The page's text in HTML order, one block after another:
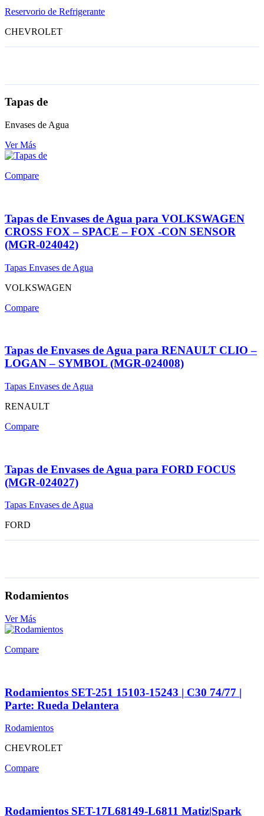
Reservorio de Refrigerante
CHEVROLET
Tapas de
Envases de Agua
Ver Más
Compare
Tapas de Envases de Agua para VOLKSWAGEN
CROSS FOX – SPACE – FOX -CON SENSOR
(MGR-024042)
Tapas Envases de Agua
VOLKSWAGEN
Compare
Tapas de Envases de Agua para RENAULT CLIO –
LOGAN – SYMBOL (MGR-024008)
Tapas Envases de Agua
RENAULT
Compare
Tapas de Envases de Agua para FORD FOCUS
(MGR-024027)
Tapas Envases de Agua
FORD
Rodamientos
Ver Más
Compare
Rodamientos SET-251 15103-15243 | C30 74/77 |
Parte: Rueda Delantera
Rodamientos
CHEVROLET
Compare
Rodamientos SET-17L68149-L6811 Matiz|Spark